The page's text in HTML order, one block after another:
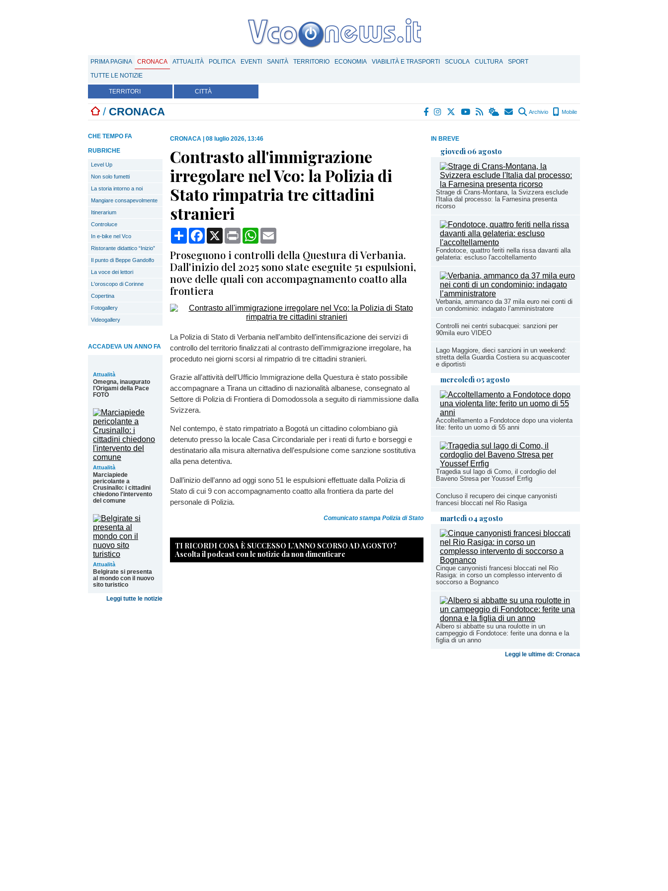
PRIMA PAGINA CRONACA ATTUALITÀ POLITICA EVENTI SANITÀ TERRITORIO ECONOMIA VIABILITÀ E TRASPORTI SCUOLA CULTURA
SPORT
TUTTE LE NOTIZIE
TERRITORI CITTÀ
/ CRONACA Archivio Mobile
IN BREVE
giovedì 06 agosto
Strage di Crans-Montana, la Svizzera esclude
l'Italia dal processo: la Farnesina presenta
ricorso
Fondotoce, quattro feriti nella rissa davanti alla
gelateria: escluso l'accoltellamento
Verbania, ammanco da 37 mila euro nei conti di
un condominio: indagato l’amministratore
Controlli nei centri subacquei: sanzioni per
90mila euro VIDEO
Lago Maggiore, dieci sanzioni in un weekend:
stretta della Guardia Costiera su acquascooter
e diportisti
mercoledì 05 agosto
Accoltellamento a Fondotoce dopo una violenta
lite: ferito un uomo di 55 anni
Tragedia sul lago di Como, il cordoglio del
Baveno Stresa per Youssef Errfig
Concluso il recupero dei cinque canyonisti
francesi bloccati nel Rio Rasiga
martedì 04 agosto
Cinque canyonisti francesi bloccati nel Rio
Rasiga: in corso un complesso intervento di
soccorso a Bognanco
Albero si abbatte su una roulotte in un
campeggio di Fondotoce: ferite una donna e la
figlia di un anno
Leggi le ultime di: Cronaca
CHE TEMPO FA
RUBRICHE
Level Up
Non solo fumetti
La storia intorno a noi
Mangiare consapevolmente
Itinerarium
Controluce
In e-bike nel Vco
Ristorante didattico “Inizio”
Il punto di Beppe Gandolfo
La voce dei lettori
L'oroscopo di Corinne
Copertina
Fotogallery
Videogallery
ACCADEVA UN ANNO FA
Attualità
Omegna, inaugurato
l'Origami della Pace
FOTO
Attualità
Marciapiede
pericolante a
Crusinallo: i cittadini
chiedono l'intervento
del comune
Attualità
Belgirate si presenta
al mondo con il nuovo
sito turistico
Leggi tutte le notizie
CRONACA 08 luglio 2026, 13:46
Contrasto all'immigrazione
irregolare nel Vco: la Polizia di
Stato rimpatria tre cittadini
stranieri
CondividiFacebook
X Print WhatsApp
Proseguono i controlli della Questura di Verbania.
Dall'inizio del 2025 sono state eseguite 51 espulsioni,
nove delle quali con accompagnamento coatto alla
frontiera
La Polizia di Stato di Verbania nell’ambito dell’intensificazione dei servizi di
controllo del territorio finalizzati al contrasto dell'immigrazione irregolare, ha
proceduto nei giorni scorsi al rimpatrio di tre cittadini stranieri.
Grazie all’attività dell’Ufficio Immigrazione della Questura è stato possibile
accompagnare a Tirana un cittadino di nazionalità albanese, consegnato al
Settore di Polizia di Frontiera di Domodossola a seguito di riammissione dalla
Svizzera.
Nel contempo, è stato rimpatriato a Bogotá un cittadino colombiano già
detenuto presso la locale Casa Circondariale per i reati di furto e borseggi e
destinatario alla misura alternativa dell’espulsione come sanzione sostitutiva
alla pena detentiva.
Dall’inizio dell’anno ad oggi sono 51 le espulsioni effettuate dalla Polizia di
Stato di cui 9 con accompagnamento coatto alla frontiera da parte del
personale di Polizia.
Comunicato stampa Polizia di Stato
TI RICORDI COSA È SUCCESSO L’ANNO SCORSO AD AGOSTO?
Ascolta il podcast con le notizie da non dimenticare